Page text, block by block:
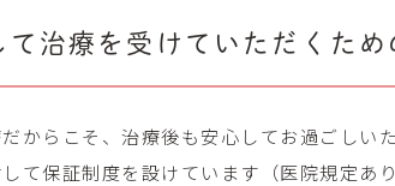
て治療を受けていただく ため
からこそ、治療後も安心してお過ごしい
て保証制度を設けています（医院規定あ